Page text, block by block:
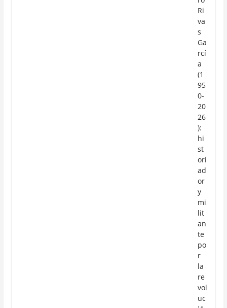
Ri
va
s
Ga
rcí
a
(1
95
0-
20
26
):
hi
st
ori
ad
or
y
mi
lit
an
te
po
r
la
re
vol
uc